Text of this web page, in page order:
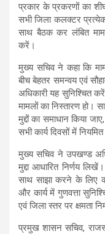
प्रकार के प्रकरणों का
सभी जिला कलक्टर
साथ बैठक कर लंबित
करें।
मुख्य सचिव ने कहा कि
बीच बेहतर समन्वय एवं
अधिकारी यह सुनिश्चित
मामलों का निस्तारण हो।
मुद्दों का समाधान किया
सभी कार्य दिवसों में
मुख्य सचिव ने उपखण्ड
मुद्दा आधारित निर्णय
साथ साझा करने के लिए
और कार्य में गुणवत्ता
एवं जिला स्तर पर क्षमता
प्रमुख शासन सचिव,